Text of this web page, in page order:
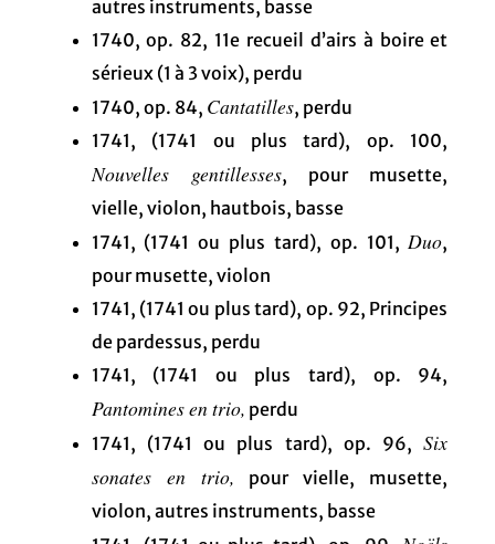
autres instruments, basse
1740, op. 82, 11e recueil d’airs à boire et
sérieux (1 à 3 voix), perdu
1740, op. 84, Cantatilles, perdu
1741, (1741 ou plus tard), op. 100,
Nouvelles gentillesses, pour musette,
vielle, violon, hautbois, basse
1741, (1741 ou plus tard), op. 101,Duo,
pour musette, violon
1741, (1741 ou plus tard), op. 92, Principes
de pardessus, perdu
1741, (1741 ou plus tard), op. 94,
Pantomines en trio, perdu
1741, (1741 ou plus tard), op. 96,Six
sonates en trio, pour vielle, musette,
violon, autres instruments, basse